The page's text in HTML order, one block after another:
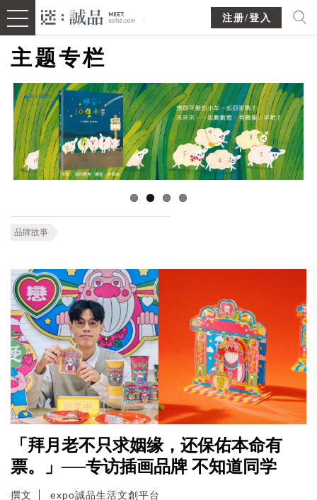
注册/登入
主题专栏
品牌故事
「拜月老不只求姻缘，还保佑本命有
票。」──专访插画品牌 不知道同学
撰文 expo誠品生活文創平台